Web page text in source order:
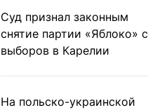
Суд признал законным
снятие партии «Яблоко» с
выборов в Карелии
На польско-украинской